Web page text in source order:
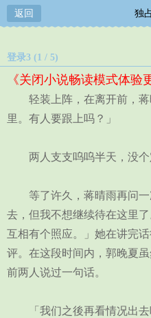
返回 独
登录3 (1 / 5)
《关闭小说畅读模式体验
轻装上阵，在离开前，蒋
里。有人要跟上吗？」
两人支支呜呜半天，没个
等了许久，蒋晴雨再问一
去，但我不想继续待在这里
互相有个照应。」她在讲完
评。在这段时间内，郭晚夏
前两人说过一句话。
「我们之後再看情况出去